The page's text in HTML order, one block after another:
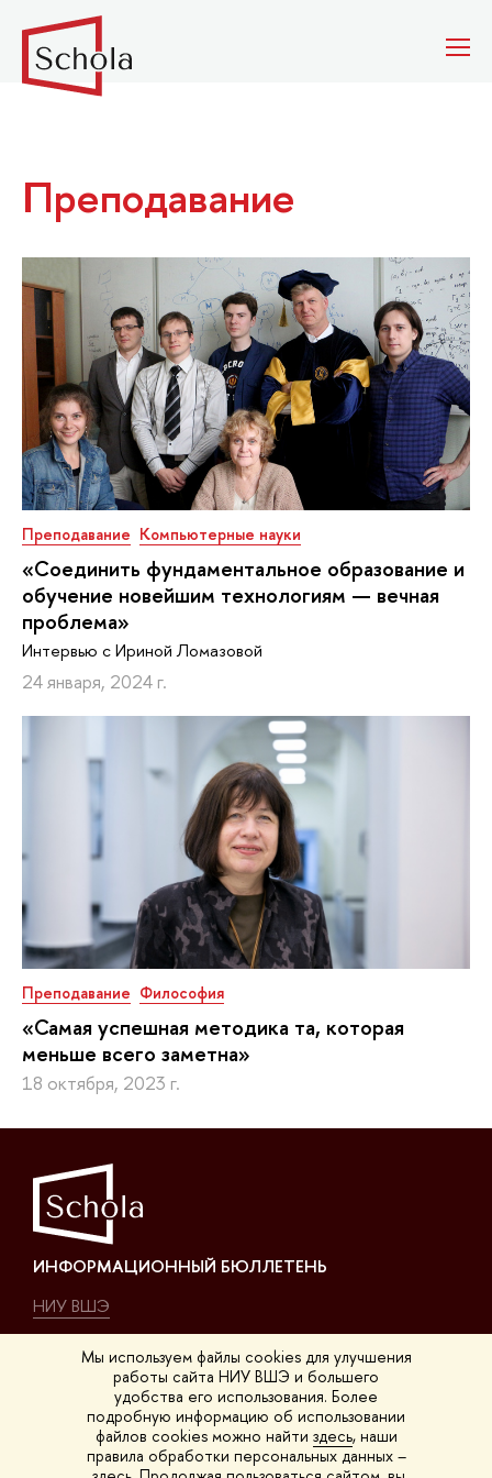
Мы используем файлы cookies для улучшения
работы сайта НИУ ВШЭ и большего
удобства его использования. Более
подробную информацию об использовании
файлов cookies можно найти здесь, наши
правила обработки персональных данных –
Преподавание
Преподавание Компьютерные науки
«Соединить фундаментальное образование и
обучение новейшим технологиям — вечная
проблема»
Интервью с Ириной Ломазовой
24 января, 2024 г.
Преподавание Философия
«Самая успешная методика та, которая
меньше всего заметна»
18 октября, 2023 г.
ИНФОРМАЦИОННЫЙ БЮЛЛЕТЕНЬ
НИУ ВШЭ
КОНТАКТЫ
Покровский б-р, 11, K-411